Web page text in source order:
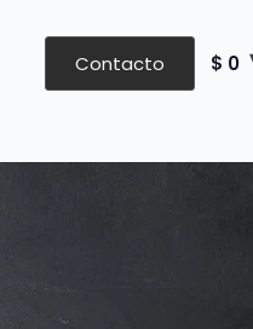
Contacto $ 0